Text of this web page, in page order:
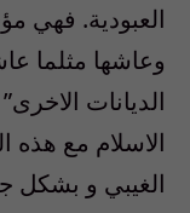
العبودية. فهي
وعاشها مثلما
الديانات
الاسلام مع هذه
الغيبي و بشكل